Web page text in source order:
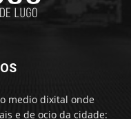
medio dixital onde
e de ocio da cidade: